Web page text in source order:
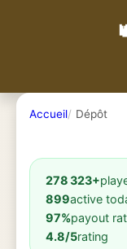
Accueil Dépôt
278 323+
899active
97%payout
4.8/5rating